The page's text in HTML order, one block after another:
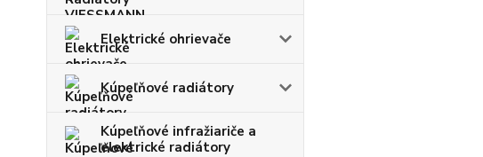
Elektrické ohrievače
Kúpeľňové radiátory
Kúpeľňové infražiariče a
elektrické radiátory